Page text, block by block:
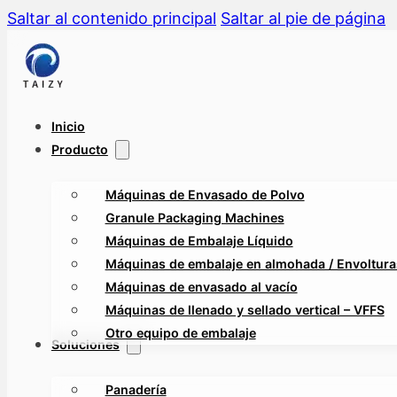
Saltar al contenido principal Saltar al pie de página
Inicio
Producto
Máquinas de Envasado de Polvo
Granule Packaging Machines
Máquinas de Embalaje Líquido
Máquinas de embalaje en almohada /
Máquinas de envasado al vacío
Máquinas de llenado y sellado vertical – VFFS
Otro equipo de embalaje
Soluciones
Panadería